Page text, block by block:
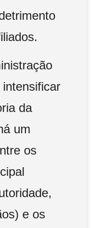
da
um
os
e os